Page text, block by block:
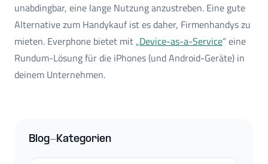
unabdingbar, eine lange Nutzung anzustreben. Eine gute
Alternative zum Handykauf ist es daher, Firmenhandys zu
mieten. Everphone bietet mit„Device-as-a-Service“ eine
Rundum-Lösung für die iPhones (und Android-Geräte) in
deinem Unternehmen.
Blog-Kategorien